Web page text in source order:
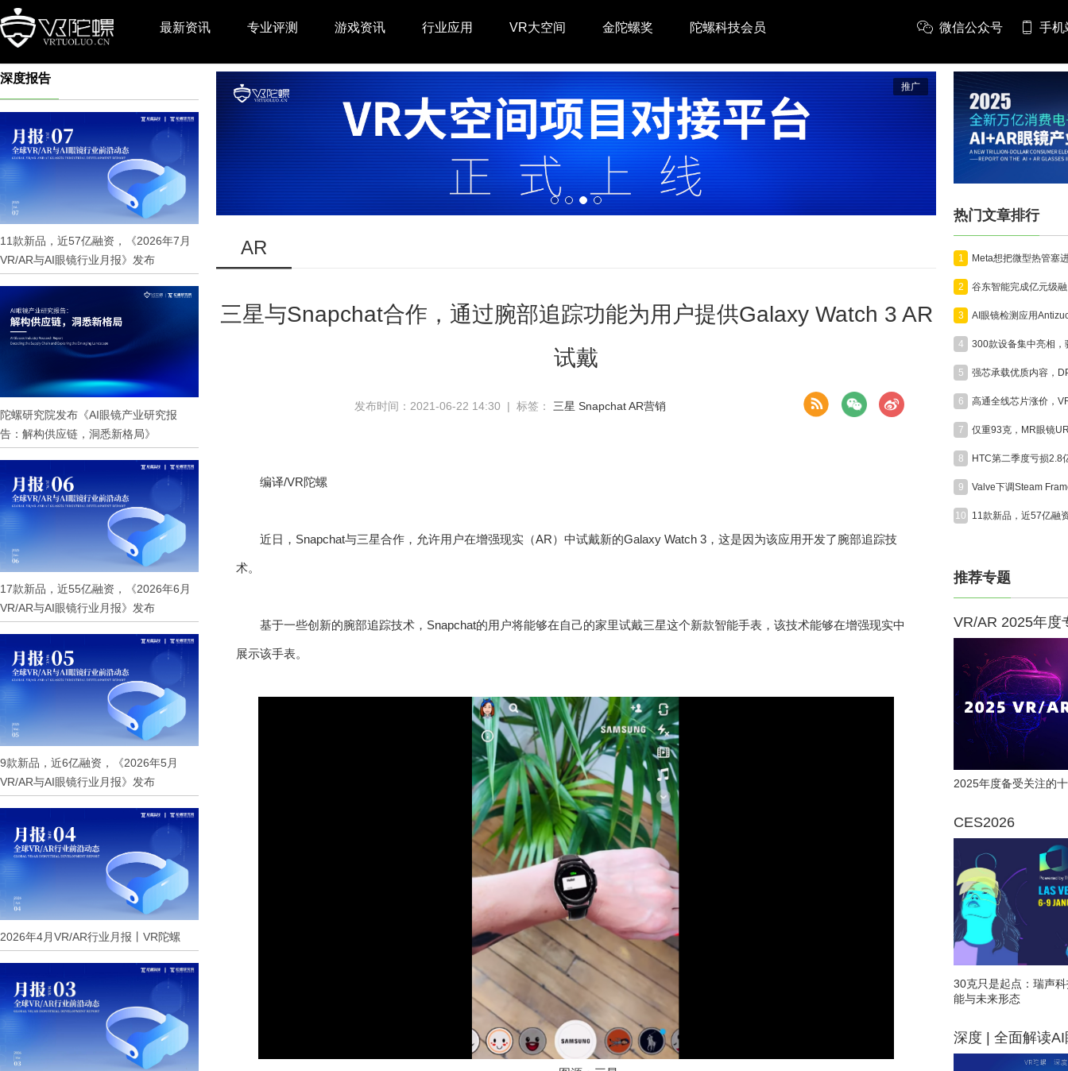
最新资讯 专业评测 游戏资讯 行业应用 VR大空间 金陀螺奖 陀螺科技会员 微信公众号 手机
深度报告
11款新品，近57亿融资，《2026年7月
VR/AR与AI眼镜行业月报》发布
陀螺研究院发布《AI眼镜产业研究报
告：解构供应链，洞悉新格局》
17款新品，近55亿融资，《2026年6月
VR/AR与AI眼镜行业月报》发布
9款新品，近6亿融资，《2026年5月
VR/AR与AI眼镜行业月报》发布
2026年4月VR/AR行业月报丨VR陀螺
推广
AR
三星与Snapchat合作，通过腕部追踪功能为用户提供Galaxy Watch 3 AR
试戴
发布时间：2021-06-22 14:30 | 标签： 三星 Snapchat AR营销
编译/VR陀螺
近日，Snapchat与三星合作，允许用户在增强现实（AR）中试戴新的Galaxy Watch 3，这是因为该应用开发了腕部追踪技
术。
基于一些创新的腕部追踪技术，Snapchat的用户将能够在自己的家里试戴三星这个新款智能手表，该技术能够在增强现实中
展示该手表。
热门文章排行
1
2
3
4
5
6
7
8 HTC第二季度亏损2.8
9
10
推荐专题
VR/AR 2025年度
2025年度备受关注的
CES2026
30克只是起点：瑞声
能与未来形态
深度 | 全面解读AI